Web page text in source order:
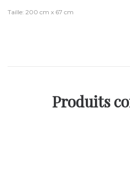
Taille: 200 cm x 67 cm
Produits